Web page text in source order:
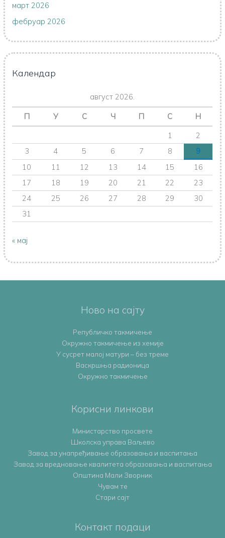
март 2026
фебруар 2026
Календар
август 2026.
П У С Ч П С
Н
1
2
3
4 5 6 7 8
9
10
11 12 13 14 15
16
17
18 19 20 21 22
23
24
25 26 27 28 29
30
31
« мај
Ново на сајту
Републичко такмичење
Oкружно такмичењe из хемије
У сусрет малој матури – без треме
Васкршња радионица
Окружно такмичење
Корисни линкови
Министарство просвете
Школска управа Ваљево
Завод за унапређивање образовања и васпитања
Завод за вредновање квалитета образовања и васпитања
Општина Мали Зворник
Чувам те
Стари сајт
Контакт подаци